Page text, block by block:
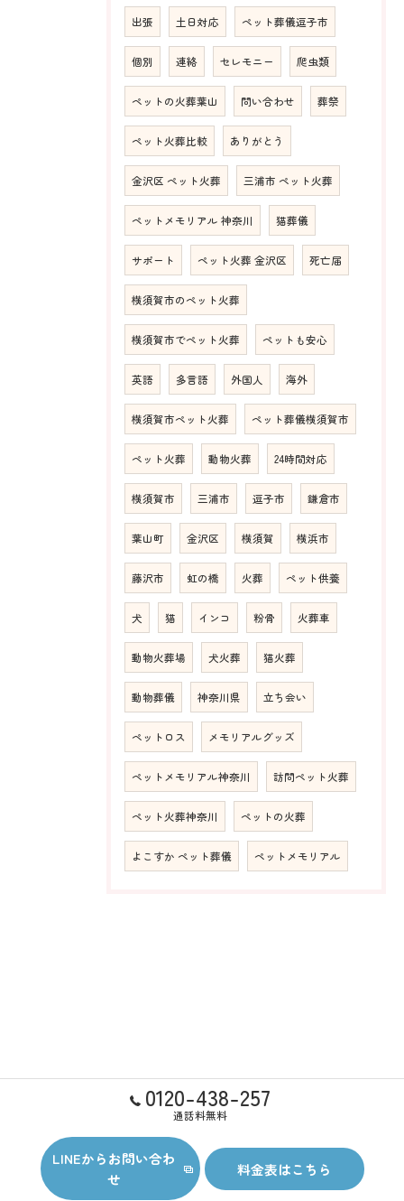
出張 土日対応 ペット葬儀逗子市
個別 連絡 セレモニー 爬虫類
ペットの火葬葉山 問い合わせ 葬祭
ペット火葬比較 ありがとう
金沢区 ペット火葬 三浦市 ペット火葬
ペットメモリアル 神奈川 猫葬儀
サポート ペット火葬 金沢区 死亡届
横須賀市のペット火葬
横須賀市でペット火葬 ペットも安心
英語 多言語 外国人 海外
横須賀市ペット火葬 ペット葬儀横須賀市
ペット火葬 動物火葬 24時間対応
横須賀市 三浦市 逗子市 鎌倉市
葉山町 金沢区 横須賀 横浜市
藤沢市 虹の橋 火葬 ペット供養
犬 猫 インコ 粉骨 火葬車
動物火葬場 犬火葬 猫火葬
動物葬儀 神奈川県 立ち会い
ペットロス メモリアルグッズ
ペットメモリアル神奈川 訪問ペット火葬
ペット火葬神奈川 ペットの火葬
よこすか ペット葬儀 ペットメモリアル
0120-438-257
通話料無料
LINEからお問い合わ
せ
料金表はこちら